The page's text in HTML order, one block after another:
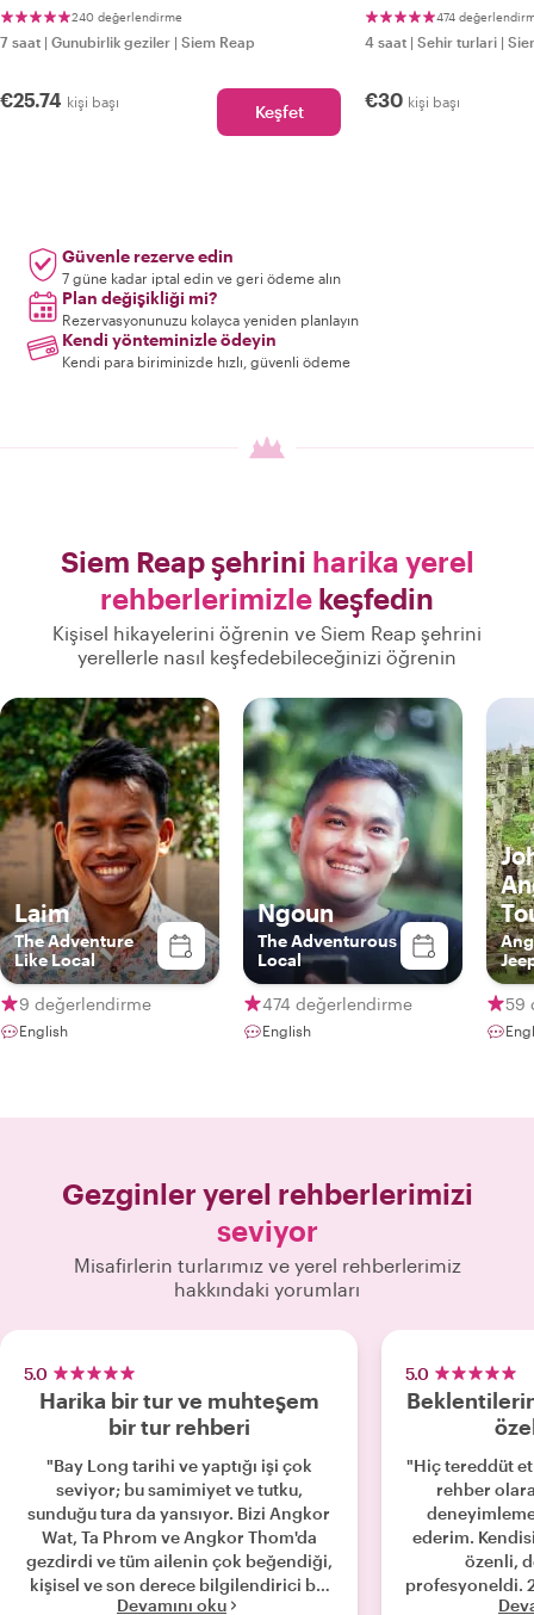
240 değerlendirme
7 saat | Gunubirlik geziler | Siem Reap
€25.74 kişi başı Keşfet
474
4 saat | Sehir turlari |
€30 kişi başı
Güvenle rezerve edin
7 güne kadar iptal edin ve geri ödeme alın
Plan değişikliği mi?
Rezervasyonunuzu kolayca yeniden planlayın
Kendi yönteminizle ödeyin
Kendi para biriminizde hızlı, güvenli ödeme
Siem Reap şehrini harika yerel
rehberlerimizle keşfedin
Kişisel hikayelerini öğrenin ve Siem Reap şehrini
yerellerle nasıl keşfedebileceğinizi öğrenin
Laim
The Adventure
Like Local
9 değerlendirme
English
Ngoun
The Adventurous
Local
474 değerlendirme
English
59
Gezginler yerel rehberlerimizi
seviyor
Misafirlerin turlarımız ve yerel rehberlerimiz
hakkındaki yorumları
5.0
Harika bir tur ve muhteşem
bir tur rehberi
"Bay Long tarihi ve yaptığı işi çok
seviyor; bu samimiyet ve tutku,
sunduğu tura da yansıyor. Bizi Angkor
Wat, Ta Phrom ve Angkor Thom'da
gezdirdi ve tüm ailenin çok beğendiği,
kişisel ve son derece bilgilendirici bir
tur deneyimi yaşattı. Kamboçya
Devamını oku
5.0
"Hiç tereddüt
rehber
ederim.
özenli,
profesyoneldi. 2 yetişkin, bir genç ve 3
çocuktan